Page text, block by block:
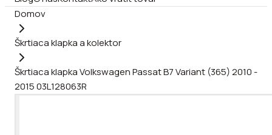
Domov
Škrtiaca klapka a kolektor
Škrtiaca klapka Volkswagen Passat B7 Variant (365) 2010 -
2015 03L128063R